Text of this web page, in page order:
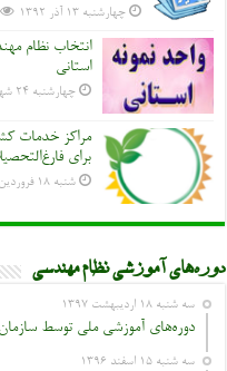
چهارشنبه ۱۳ آذر ۱۳۹۲
انتخاب نظام
استانی
چهارشنبه ۲۴ شهریور ۱۳۹۵
مراکز خدمات
برای
شنبه ۱۸ فروردین ۱۳۹۷
دوره‌های آموزشی نظام مهندسی
سه شنبه ۱۸ اردیبهشت ۱۳۹۷
دوره‌های آموزشی ملی توسط
سه شنبه ۱۵ اسفند ۱۳۹۶